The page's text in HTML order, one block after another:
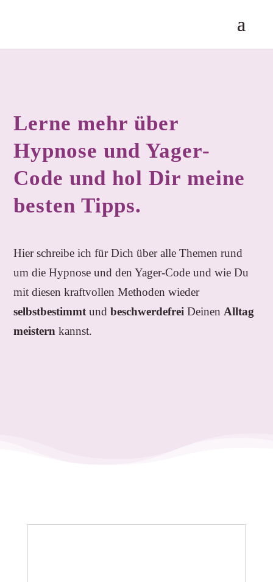
Lerne mehr über
Hypnose und Yager-
Code und hol Dir meine
besten Tipps.
Hier schreibe ich für Dich über alle Themen rund
um die Hypnose und den Yager-Code und wie Du
mit diesen kraftvollen Methoden wieder
selbstbestimmtundbeschwerdefreiDeinen Alltag
meisternkannst.